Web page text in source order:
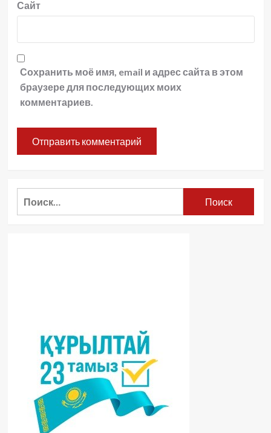
Сайт
Сохранить моё имя, email и адрес сайта в этом
браузере для последующих моих
комментариев.